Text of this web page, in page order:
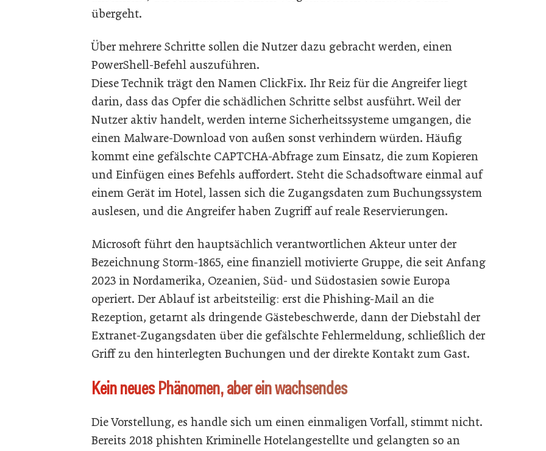
übergeht.
Über mehrere Schritte sollen die Nutzer dazu gebracht werden, einen
PowerShell-Befehl auszuführen.
Diese Technik trägt den Namen ClickFix. Ihr Reiz für die Angreifer liegt
darin, dass das Opfer die schädlichen Schritte selbst ausführt. Weil der
Nutzer aktiv handelt, werden interne Sicherheitssysteme umgangen, die
einen Malware-Download von außen sonst verhindern würden. Häufig
kommt eine gefälschte CAPTCHA-Abfrage zum Einsatz, die zum Kopieren
und Einfügen eines Befehls auffordert. Steht die Schadsoftware einmal auf
einem Gerät im Hotel, lassen sich die Zugangsdaten zum Buchungssystem
auslesen, und die Angreifer haben Zugriff auf reale Reservierungen.
Microsoft führt den hauptsächlich verantwortlichen Akteur unter der
Bezeichnung Storm-1865, eine finanziell motivierte Gruppe, die seit Anfang
2023 in Nordamerika, Ozeanien, Süd- und Südostasien sowie Europa
operiert. Der Ablauf ist arbeitsteilig: erst die Phishing-Mail an die
Rezeption, getarnt als dringende Gästebeschwerde, dann der Diebstahl der
Extranet-Zugangsdaten über die gefälschte Fehlermeldung, schließlich der
Griff zu den hinterlegten Buchungen und der direkte Kontakt zum Gast.
Kein neues Phänomen, aber ein wachsendes
Die Vorstellung, es handle sich um einen einmaligen Vorfall, stimmt nicht.
Bereits 2018 phishten Kriminelle Hotelangestellte und gelangten so an